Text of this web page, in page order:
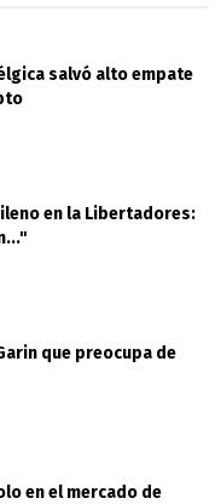
salvó alto empate
en la Libertadores:
que preocupa de
en el mercado de